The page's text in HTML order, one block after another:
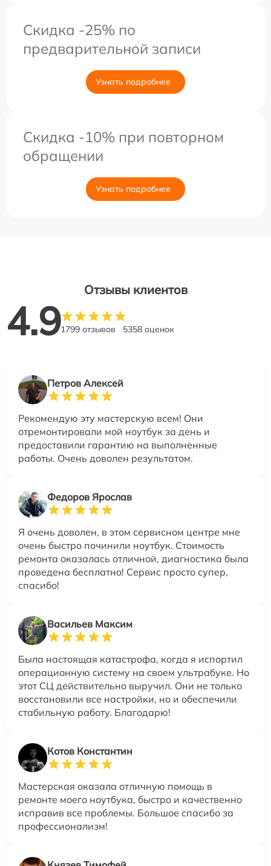
Скидка -25% по
предварительной записи
Узнать подробнее
Скидка -10% при повторном
обращении
Узнать подробнее
Отзывы клиентов
4.91799 отзывов 5358 оценок
Петров Алексей
Рекомендую эту мастерскую всем! Они
отремонтировали мой ноутбук за день и
предоставили гарантию на выполненные
работы. Очень доволен результатом.
Федоров Ярослав
Я очень доволен, в этом сервисном центре мне
очень быстро починили ноутбук. Стоимость
ремонта оказалась отличной, диагностика была
проведена бесплатно! Сервис просто супер,
спасибо!
Васильев Максим
Была настоящая катастрофа, когда я испортил
операционную систему на своем ультрабуке. Но
этот СЦ действительно выручил. Они не только
восстановили все настройки, но и обеспечили
стабильную работу. Благодарю!
Котов Константин
Мастерская оказала отличную помощь в
ремонте моего ноутбука, быстро и качественно
исправив все проблемы. Большое спасибо за
профессионализм!